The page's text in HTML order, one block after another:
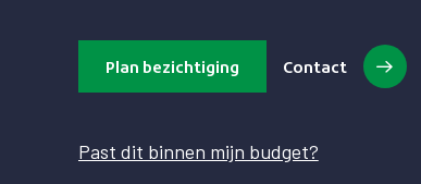
Plan bezichtiging Contact
Past dit binnen mijn budget?